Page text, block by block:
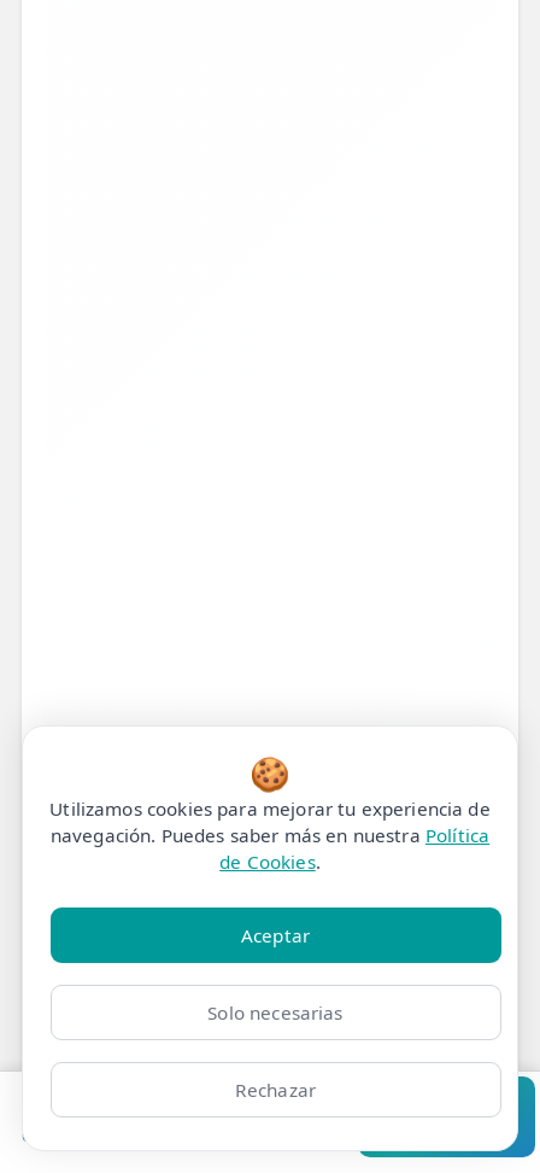
Clínicas
¿Sufres de Dolor Lumbar?
Descubre el Camino Hacia
una Vida Sin Molestias y
Recupera tu Bienestar
Pedir cita Consultar
🍪
Utilizamos cookies para mejorar tu experiencia de
navegación. Puedes saber más en nuestra Política
de Cookies.
Aceptar
Solo necesarias
Rechazar